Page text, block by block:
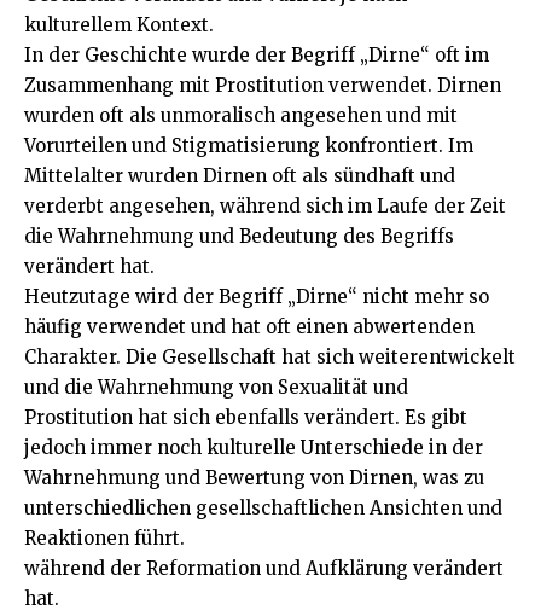
kulturellem Kontext.
In der Geschichte wurde der Begriff „Dirne“ oft im
Zusammenhang mit Prostitution verwendet. Dirnen
wurden oft als unmoralisch angesehen und mit
Vorurteilen und Stigmatisierung konfrontiert. Im
Mittelalter wurden Dirnen oft als sündhaft und
verderbt angesehen, während sich im Laufe der Zeit
die Wahrnehmung und Bedeutung des Begriffs
verändert hat.
Heutzutage wird der Begriff „Dirne“ nicht mehr so
häufig verwendet und hat oft einen abwertenden
Charakter. Die Gesellschaft hat sich weiterentwickelt
und die Wahrnehmung von Sexualität und
Prostitution hat sich ebenfalls verändert. Es gibt
jedoch immer noch kulturelle Unterschiede in der
Wahrnehmung und Bewertung von Dirnen, was zu
unterschiedlichen gesellschaftlichen Ansichten und
Reaktionen führt.
während der Reformation und Aufklärung verändert
hat.